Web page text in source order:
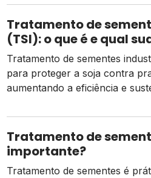
populações. Outro fator de
presença desses insetos é
estiletes bucais, injetam
Tratamento de
(TSI): o que é e qual
Tratamento de sementes
para proteger a soja contra
aumentando a eficiência e
sementes apresenta grandes
inovações que
produtividade, o tratamento de
(TSI) vem representando
Tratamento de
importante?
Tratamento de sementes é